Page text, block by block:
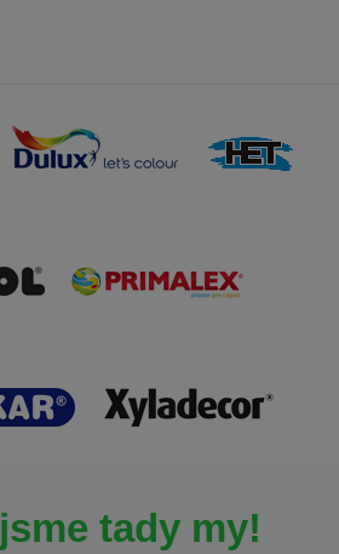
jsme tady my!